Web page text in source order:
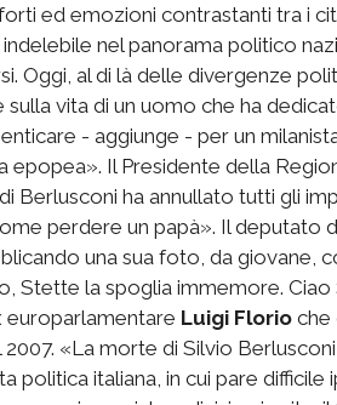
ed emozioni contrastanti tra i
indelebile nel panorama politico
Oggi, al di là delle divergenze
vita di un uomo che ha
- aggiunge - per un
epopea». Il Presidente della
Berlusconi ha annullato tutti gli
perdere un papà». Il deputato
una sua foto, da giovane,
Stette la spoglia immemore.
europarlamentare Luigi Florio che
«La morte di Silvio
politica italiana, in cui pare